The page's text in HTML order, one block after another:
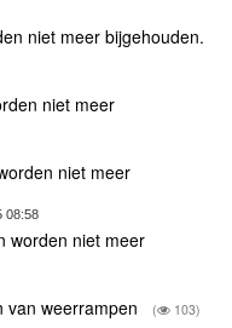
niet meer bijgehouden.
niet meer
niet meer
08:58
worden niet meer
van weerrampen ( 103)